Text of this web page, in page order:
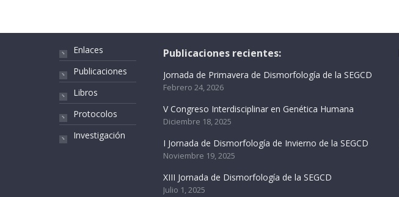
Enlaces
Publicaciones
Libros
Protocolos
Investigación
Publicaciones recientes:
Jornada de Primavera de Dismorfología de la SEGCD
Febrero 24, 2026
V Congreso Interdisciplinar en Genética Humana
Diciembre 18, 2025
I Jornada de Dismorfología de Invierno de la SEGCD
Noviembre 19, 2025
XIII Jornada de Dismorfología de la SEGCD
Julio 1, 2025